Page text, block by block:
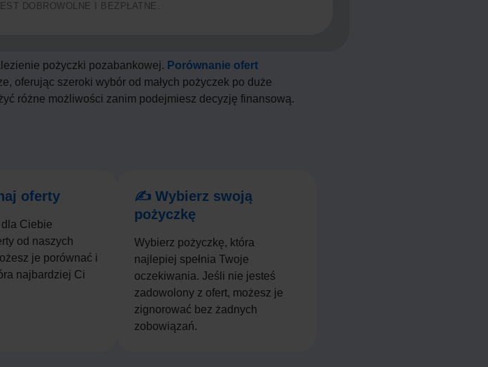
DOBROWOLNE I BEZPŁATNE.
pożyczki pozabankowej. Porównanie ofert
oferując szeroki wybór od małych pożyczek po duże
różne możliwości zanim podejmiesz decyzję finansową.
oferty
Ciebie
od naszych
je porównać i
najbardziej Ci
✍️ Wybierz swoją
pożyczkę
Wybierz pożyczkę, która
najlepiej spełnia Twoje
oczekiwania. Jeśli nie jesteś
zadowolony z ofert, możesz je
zignorować bez żadnych
zobowiązań.